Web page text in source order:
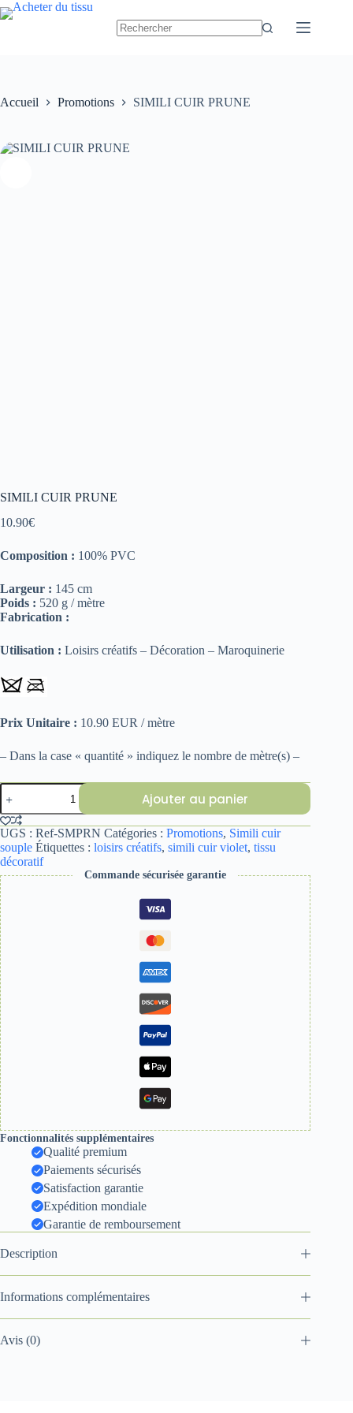
Passer
au
Accueil Promotions SIMILI CUIR PRUNE
SIMILI CUIR PRUNE
10.90€
Composition : 100% PVC
Largeur : 145 cm
Poids : 520 g / mètre
Fabrication :
Utilisation : Loisirs créatifs – Décoration – Maroquinerie
Prix Unitaire : 10.90 EUR / mètre
– Dans la case « quantité » indiquez le nombre de mètre(s) –
quantité
de
SIMILI
CUIR
PRUNE
Ajouter au panier
UGS : Ref-SMPRN Catégories : Promotions, Simili cuir
souple Étiquettes : loisirs créatifs, simili cuir violet, tissu
décoratif
Commande sécurisée garantie
Fonctionnalités supplémentaires
Qualité premium
Paiements sécurisés
Satisfaction garantie
Expédition mondiale
Garantie de remboursement
Description
Informations complémentaires
Avis (0)